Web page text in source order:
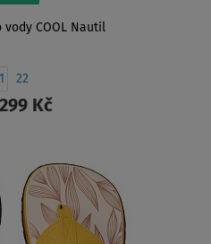
vody COOL Nautil
22
299 Kč